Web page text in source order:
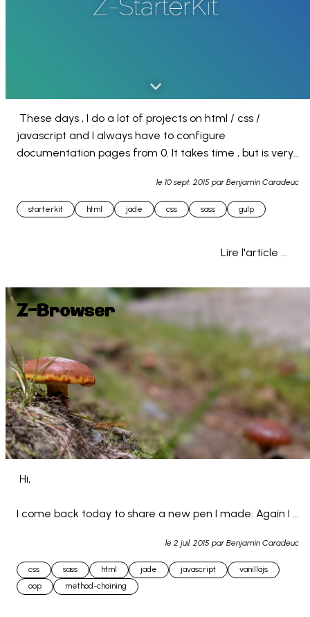
These days , I do a lot of projects on html / css /
javascript and I always have to configure
documentation pages from 0. It takes time , but is very
le 10 sept. 2015 par Benjamin Caradeuc
starterkit html jade css sass gulp
Lire l'article ...
Z-Browser
Hi,
I come back today to share a new pen I made. Again I
le 2 juil. 2015 par Benjamin Caradeuc
css sass html jade javascript
vanillajs
oop
method-chaining